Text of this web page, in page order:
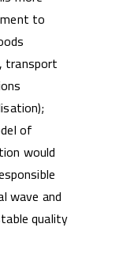
to
transport
of
would
wave and
quality